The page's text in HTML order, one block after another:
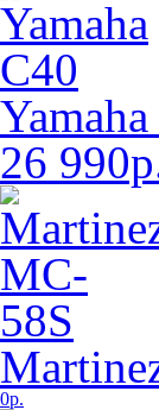
26
0р.